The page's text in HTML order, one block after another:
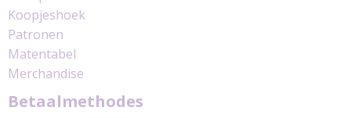
Koopjeshoek
Patronen
Matentabel
Merchandise
Betaalmethodes